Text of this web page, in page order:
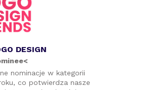
DESIGN
nominacje w kategorii
co potwierdza nasze